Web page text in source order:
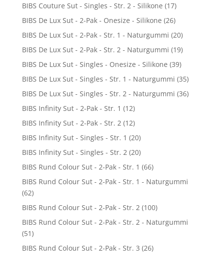
BIBS Couture Sut - Singles - Str. 2 - Silikone (17)
BIBS De Lux Sut - 2-Pak - Onesize - Silikone (26)
BIBS De Lux Sut - 2-Pak - Str. 1 - Naturgummi (20)
BIBS De Lux Sut - 2-Pak - Str. 2 - Naturgummi (19)
BIBS De Lux Sut - Singles - Onesize - Silikone (39)
BIBS De Lux Sut - Singles - Str. 1 - Naturgummi (35)
BIBS De Lux Sut - Singles - Str. 2 - Naturgummi (36)
BIBS Infinity Sut - 2-Pak - Str. 1 (12)
BIBS Infinity Sut - 2-Pak - Str. 2 (12)
BIBS Infinity Sut - Singles - Str. 1 (20)
BIBS Infinity Sut - Singles - Str. 2 (20)
BIBS Rund Colour Sut - 2-Pak - Str. 1 (66)
BIBS Rund Colour Sut - 2-Pak - Str. 1 - Naturgummi
(62)
BIBS Rund Colour Sut - 2-Pak - Str. 2 (100)
BIBS Rund Colour Sut - 2-Pak - Str. 2 - Naturgummi
(51)
BIBS Rund Colour Sut - 2-Pak - Str. 3 (26)